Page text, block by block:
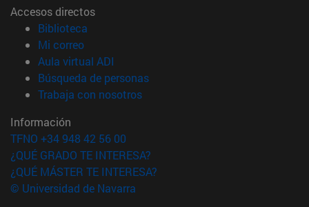
Accesos directos
Biblioteca
Mi correo(abre en nueva ventana)
Aula virtual ADI
Búsqueda de personas(abre en nueva ventana)
Trabaja con nosotros(abre en nueva ventana)
Información
TFNO +34 948 42 56 00
¿QUÉ GRADO TE INTERESA?
¿QUÉ MÁSTER TE INTERESA?
© Universidad de Navarra